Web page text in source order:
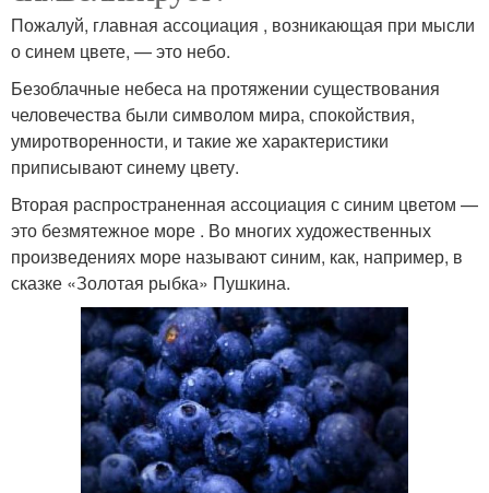
Пожалуй, главная ассоциация , возникающая при мысли
о синем цвете, — это небо.
Безоблачные небеса на протяжении существования
человечества были символом мира, спокойствия,
умиротворенности, и такие же характеристики
приписывают синему цвету.
Вторая распространенная ассоциация с синим цветом —
это безмятежное море . Во многих художественных
произведениях море называют синим, как, например, в
сказке «Золотая рыбка» Пушкина.